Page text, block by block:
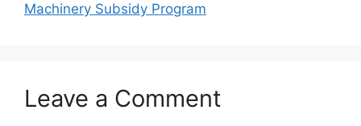
Machinery Subsidy Program
Leave a Comment